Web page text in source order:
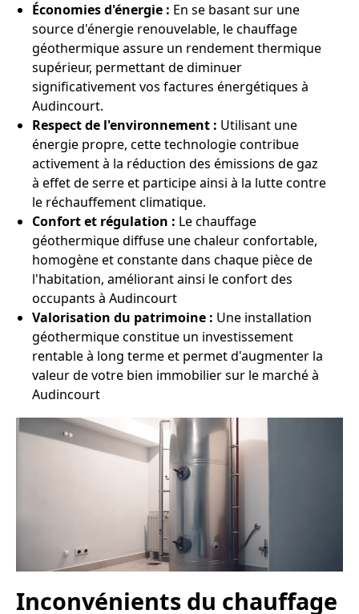
Économies d'énergie : En se basant sur une
source d'énergie renouvelable, le chauffage
géothermique assure un rendement thermique
supérieur, permettant de diminuer
significativement vos factures énergétiques à
Audincourt.
Respect de l'environnement : Utilisant une
énergie propre, cette technologie contribue
activement à la réduction des émissions de gaz
à effet de serre et participe ainsi à la lutte contre
le réchauffement climatique.
Confort et régulation : Le chauffage
géothermique diffuse une chaleur confortable,
homogène et constante dans chaque pièce de
l'habitation, améliorant ainsi le confort des
occupants à Audincourt
Valorisation du patrimoine : Une installation
géothermique constitue un investissement
rentable à long terme et permet d'augmenter la
valeur de votre bien immobilier sur le marché à
Audincourt
Inconvénients du chauffage